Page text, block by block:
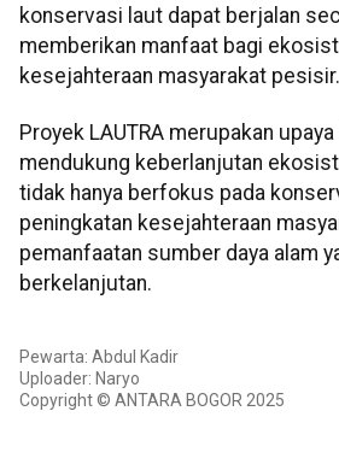
konservasi laut dapat berjalan
memberikan manfaat bagi
kesejahteraan masyarakat pesisir.
Proyek LAUTRA merupakan
mendukung keberlanjutan
tidak hanya berfokus pada
peningkatan kesejahteraan
pemanfaatan sumber daya alam
berkelanjutan.
Pewarta: Abdul Kadir
Uploader: Naryo
Copyright © ANTARA BOGOR 2025